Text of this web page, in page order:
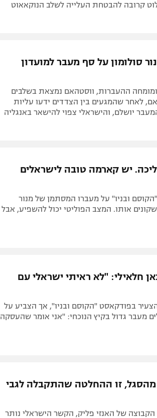
קרובה להבטחת העלייה לשלב הנוקאאוט
סולומון על סף מעבר למועדון
ומומחה ההעברות, ווסטהאם נמצאת בשלבים
לאחר שהמגעים בין הצדדים ידעו עליות
יושלם, והישראלי צפוי להישאר באנגליה
יש קארמה טובה לישראלים
ובניו" על מעברו המסתמן של מנור
אותו. המצב הפוליטי יכול להשפיע, אבל
חלאילי: "לא ראיתי ישראלי עם
בפודקאסט "הקוסם ובניו", אך הצביע על
מעבר גדול בקיץ הנוכחי: "אני אומר שהעסקה
מהסגל, זו ההחלטה שהתקבלה לגבי
של האנזי פליק, הקשר הישראלי נותר